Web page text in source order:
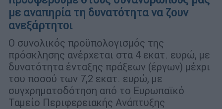
με αναπηρία τη δυνατότητα να ζουν
ανεξάρτητοι
Ο συνολικός προϋπολογισμός της
πρόσκλησης ανέρχεται στα 4 εκατ. ευρώ, με
δυνατότητα ένταξης πράξεων (έργων) μέχρι
του ποσού των 7,2 εκατ. ευρώ, με
συγχρηματοδότηση από το Ευρωπαϊκό
Ταμείο Περιφερειακής Ανάπτυξης